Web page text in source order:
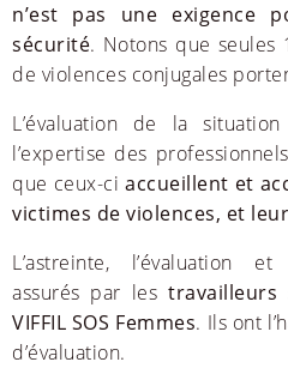
n’est pas une exigence
sécurité. Notons que seules
de violences conjugales
L’évaluation de la
l’expertise des
que ceux-ci accueillent et
victimes de violences, et
L’astreinte, l’évaluation
assurés par lestravailleurs
VIFFIL SOS Femmes. Ils ont
d’évaluation.